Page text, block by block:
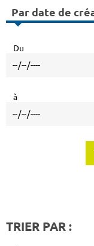
Par date de
Du
à
TRIER PAR :